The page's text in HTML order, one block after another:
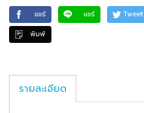
แชร์ แชร์ Tweet
พิมพ์
รายละเอียด